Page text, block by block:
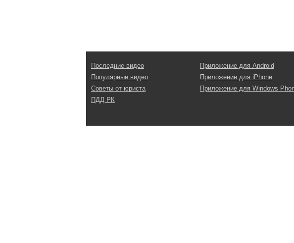
Последние видео
Популярные видео
Советы от юриста
ПДД РК
Приложение для Android
Приложение для iPhone
Приложение для Windows